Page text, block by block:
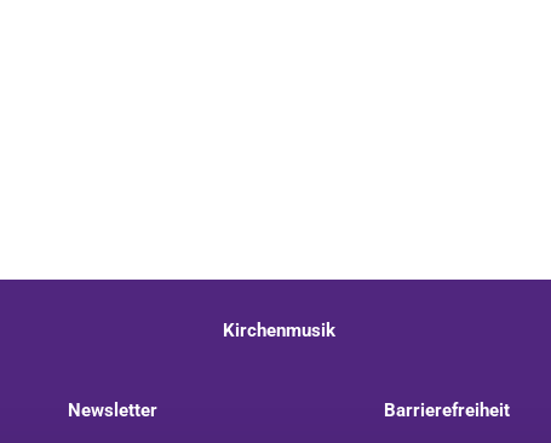
Kirchenmusik
Newsletter Barrierefreiheit